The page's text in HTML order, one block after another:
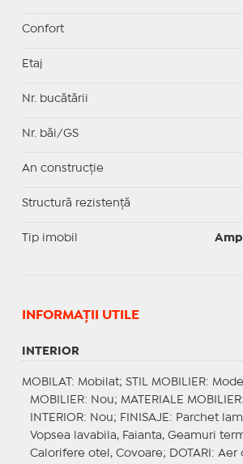
Confort
Etaj
Nr. bucătării
Nr. băi/GS
An construcție
Structură rezistență
Tip imobil
INFORMAŢII UTILE
INTERIOR
MOBILAT : Mobilat; STIL MOBILIER:
MOBILIER: Nou; MATERIALE MOBILIER
INTERIOR: Nou; FINISAJE : Parchet
Vopsea lavabila, Faianta, Geamuri
Calorifere otel, Covoare;
DOTARI : Aer